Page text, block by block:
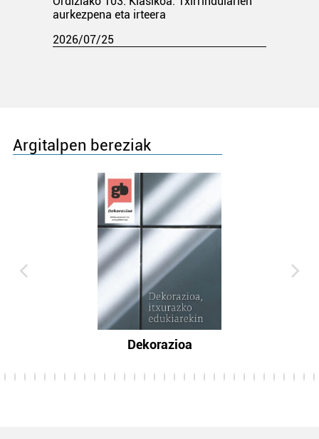
aurkezpena eta irteera
2026/07/25
Argitalpen bereziak
Dekorazioa